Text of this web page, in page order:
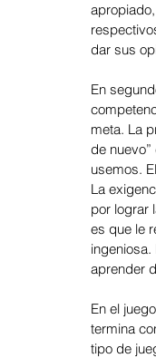
Mayo 2025: Gestión
Febrero 2025:
Diciembre 2024:
Octubre 2024:
Agosto 2024:
dar sus
En
meta. La
de
usemos.
La
por lograr
es que le
aprender
En el
termina
tipo de